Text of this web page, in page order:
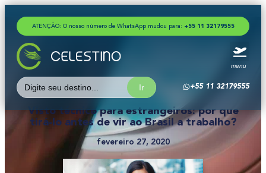
ATENÇÃO: O nosso número de WhatsApp mudou para: + 55 1 1 321 79555
menu
Search
for:
+55 11 32179555
Visto técnico para estrangeiros: por que
tirá-lo antes de vir ao Brasil a trabalho?
fevereiro 27, 2020